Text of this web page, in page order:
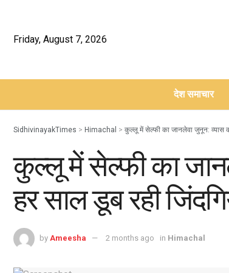
Friday, August 7, 2026
देश समाचार
SidhivinayakTimes > Himachal > कुल्लू में सेल्फी का जानलेवा जुनून: व्यास
कुल्लू में सेल्फी का
हर साल डूब रही
by Ameesha 2 months ago in Himachal